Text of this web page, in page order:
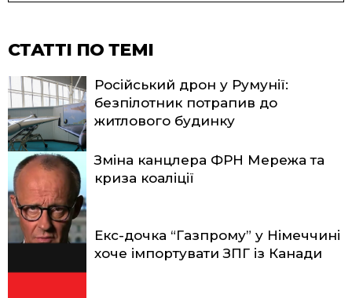
СТАТТІ ПО ТЕМІ
Російський дрон у Румунії:
безпілотник потрапив до
житлового будинку
Зміна канцлера ФРН Мережа та
криза коаліції
Екс-дочка “Газпрому” у Німеччині
хоче імпортувати ЗПГ із Канади